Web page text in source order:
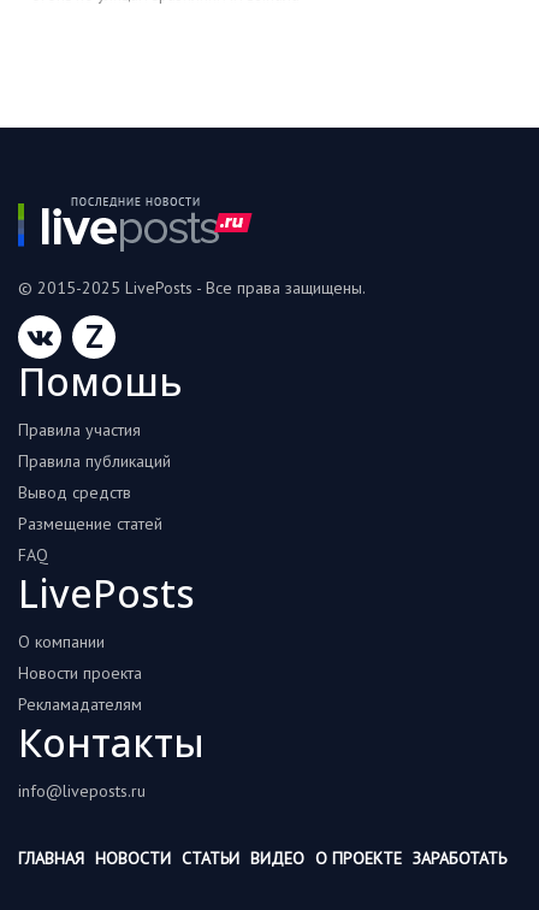
© 2015-2025 LivePosts - Все права защищены.
Z
Помошь
Правила участия
Правила публикаций
Вывод средств
Размещение статей
FAQ
LivePosts
О компании
Новости проекта
Рекламадателям
Контакты
info@liveposts.ru
ГЛАВНАЯ НОВОСТИ СТАТЬИ ВИДЕО О ПРОЕКТЕ ЗАРАБОТАТЬ